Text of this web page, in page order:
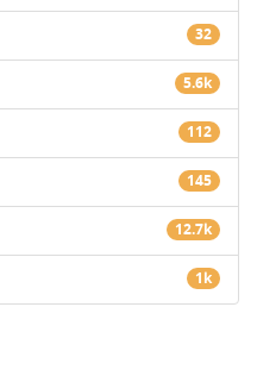
32
5.6k
112
145
12.7k
1k